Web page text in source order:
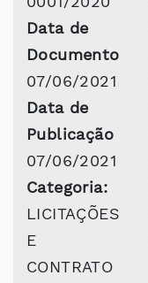
Data de
Documento
07/06/2021
Data de
Publicação
07/06/2021
Categoria:
LICITAÇÕES
E
CONTRATO